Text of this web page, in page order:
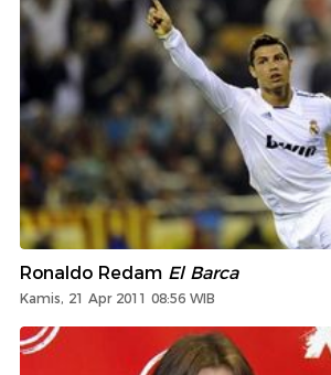
Ronaldo Redam El Barca
Kamis, 21 Apr 2011 08:56 WIB